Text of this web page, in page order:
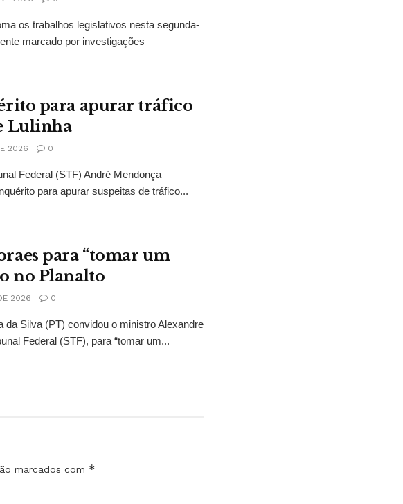
os trabalhos legislativos nesta segunda-
marcado por investigações
para apurar tráfico
Lulinha
2026 0
Federal (STF) André Mendonça
para apurar suspeitas de tráfico...
para “tomar um
no Planalto
2026 0
da Silva (PT) convidou o ministro Alexandre
Federal (STF), para “tomar um...
marcados com *